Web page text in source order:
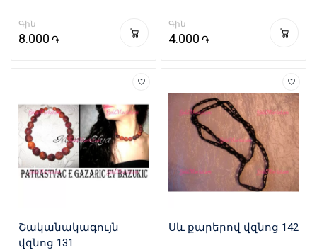
Գին
8.000 ֏
Գին
4.000 ֏
Շականակագույն
վզնոց 131
Սև քարերով վզնոց 142